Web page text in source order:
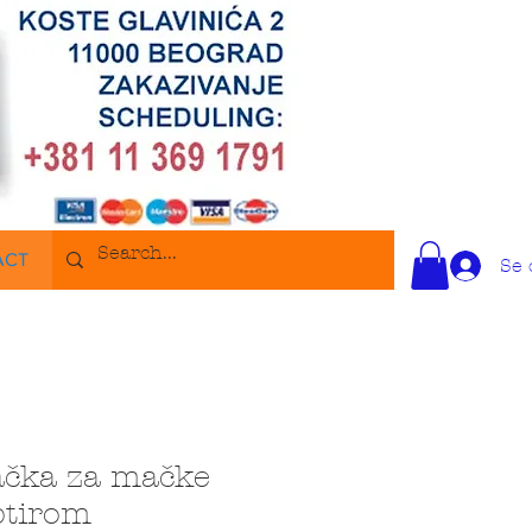
Se
za mačke